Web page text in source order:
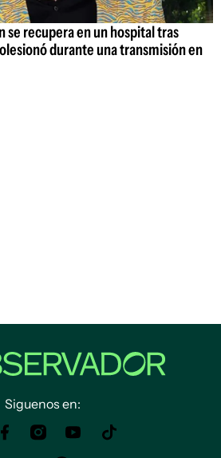
se recupera en un hospital tras
durante una transmisión en
Siguenos en: